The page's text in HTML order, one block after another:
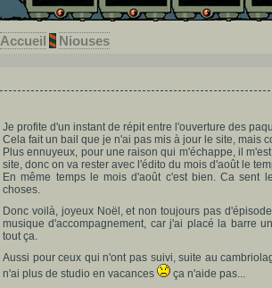
Accueil Niouses
Je profite d'un instant de répit entre l'ouverture des
Cela fait un bail que je n'ai pas mis à jour le site, mais
Plus ennuyeux, pour une raison qui m'échappe, il
site, donc on va rester avec l'édito du mois d'août le
En même temps le mois d'août c'est bien. Ca sent
choses.
Donc voilà, joyeux Noël, et non toujours pas
musique d'accompagnement, car j'ai placé la barre
tout ça.
Aussi pour ceux qui n'ont pas suivi, suite au
n'ai plus de studio en vacances
ça n'aide pas...